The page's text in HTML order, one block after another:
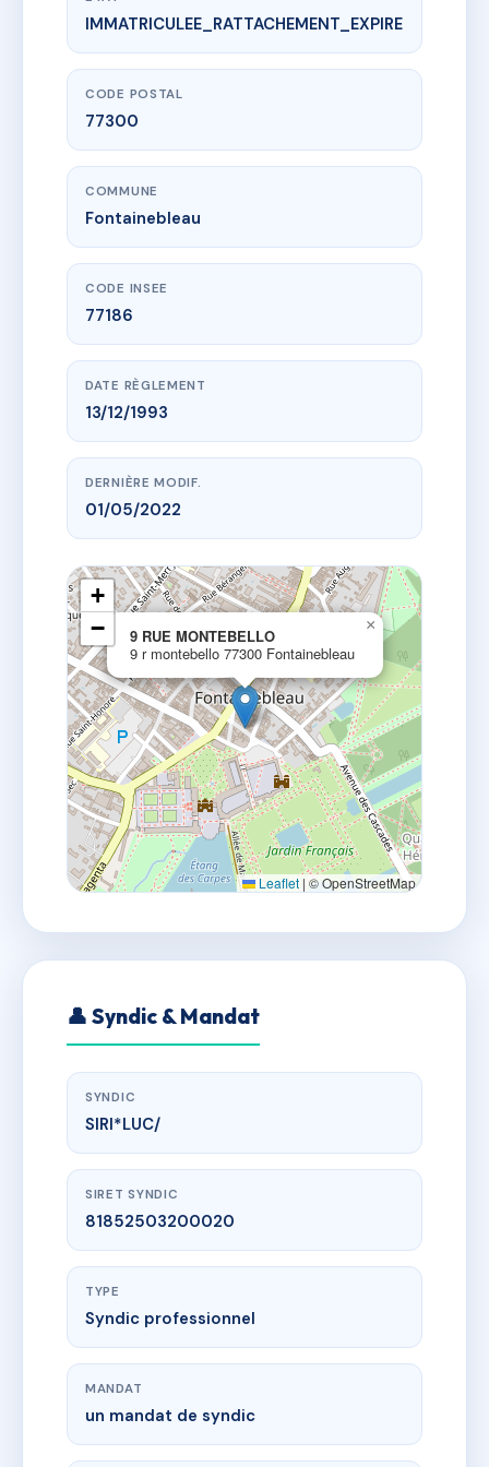
www.vme.plus/AF2801314
9 RUE MONTEBELLO
9 r montebello77300 Fontainebleau
IMMATRICULEE_RATTACHEMENT_EXPIRE
CODE POSTAL
77300
COMMUNE
Fontainebleau
CODE INSEE
77186
DATE RÈGLEMENT
13/12/1993
DERNIÈRE MODIF.
01/05/2022
9 RUE MONTEBELLO
9 r montebello 77300 Fontainebleau
×
+
−
Leaflet | © OpenStreetMap
👤 Syndic & Mandat
SYNDIC
SIRI*LUC/
SIRET SYNDIC
81852503200020
TYPE
Syndic professionnel
MANDAT
un mandat de syndic